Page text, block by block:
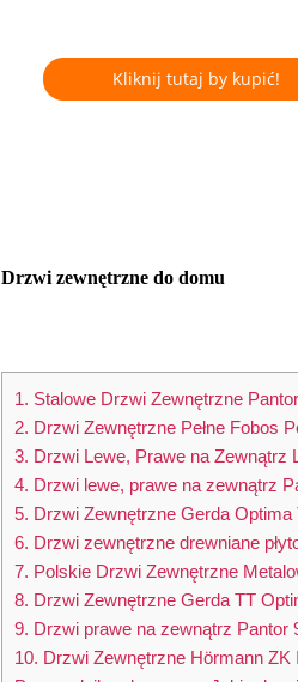
Kliknij tutaj by kupić!
Drzwi zewnętrzne do domu
1. Stalowe Drzwi Zewnętrzne
2. Drzwi Zewnętrzne Pełne Fobos
3. Drzwi Lewe, Prawe na Zewnątrz
4. Drzwi lewe, prawe na zewnątrz
5. Drzwi Zewnętrzne Gerda Optima
6. Drzwi zewnętrzne drewniane
7. Polskie Drzwi Zewnętrzne
8. Drzwi Zewnętrzne Gerda TT
9. Drzwi prawe na zewnątrz Pantor
10. Drzwi Zewnętrzne Hörmann ZK